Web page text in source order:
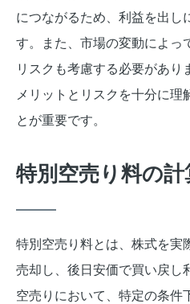
につながるため、利益を出し
す。また、市場の変動によっ
リスクも考慮する必要があり
メリットとリスクを十分に理
とが重要です。
特別空売り料の計
特別空売り料とは、株式を実
売却し、後日安価で買い戻し
空売りにおいて、特定の条件